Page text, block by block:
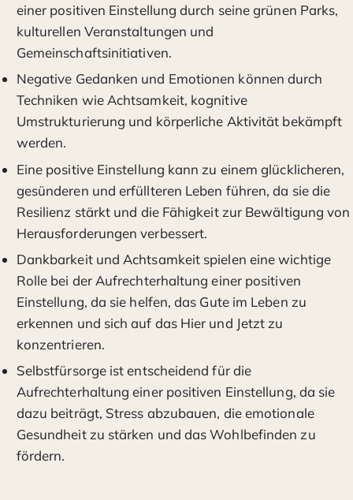
einer positiven Einstellung durch seine grünen Parks,
kulturellen Veranstaltungen und
Gemeinschaftsinitiativen.
Negative Gedanken und Emotionen können durch
Techniken wie Achtsamkeit, kognitive
Umstrukturierung und körperliche Aktivität bekämpft
werden.
Eine positive Einstellung kann zu einem glücklicheren,
gesünderen und erfüllteren Leben führen, da sie die
Resilienz stärkt und die Fähigkeit zur Bewältigung von
Herausforderungen verbessert.
Dankbarkeit und Achtsamkeit spielen eine wichtige
Rolle bei der Aufrechterhaltung einer positiven
Einstellung, da sie helfen, das Gute im Leben zu
erkennen und sich auf das Hier und Jetzt zu
konzentrieren.
Selbstfürsorge ist entscheidend für die
Aufrechterhaltung einer positiven Einstellung, da sie
dazu beiträgt, Stress abzubauen, die emotionale
Gesundheit zu stärken und das Wohlbefinden zu
fördern.